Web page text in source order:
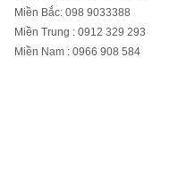
Miền Bắc: 098 9033388
Miền Trung : 0912 329 293
Miền Nam : 0966 908 584